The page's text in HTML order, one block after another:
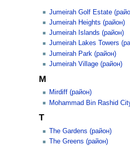
Jumeirah Golf Estate
Jumeirah Heights (район)
Jumeirah Islands (район)
Jumeirah Lakes Towers
Jumeirah Park (район)
Jumeirah Village (район)
M
Mirdiff (район)
Mohammad Bin Rashid
T
The Gardens (район)
The Greens (район)